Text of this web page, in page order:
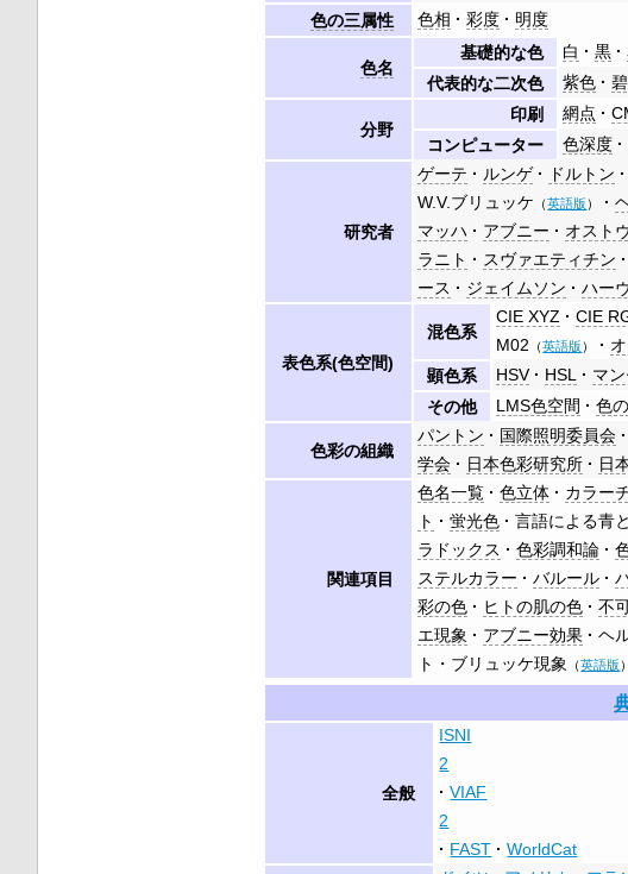
色の三属性
色相 彩度 明度
色名
基礎的な色 白 黒
代表的な二次色
紫色
分野
印刷 網点
コンピューター
色深度
研究者
ゲーテ ルンゲ ドルトン
W.V.ブリュッケ
（英語版）
マッハ
アブニー オスト
ラニト
スヴァエティチン
ース
ジェイムソン ハー
表色系(色空間)
混色系
CIE XYZ CIE
M02
（英語版）
顕色系
HSV HSL マ
その他
LMS色空間 色
色彩の組織
パントン 国際照明委員会
学会
日本色彩研究所 日
関連項目
色名一覧 色立体 カラー
ト
蛍光色 言語による青
ラドックス
色彩調和論
ステルカラー
バルール
彩の色
ヒトの肌の色 不
エ現象
アブニー効果 ヘ
ト・ブリュッケ現象
（英語版）
全般
ISNI
2
VIAF
2
FAST
WorldCat